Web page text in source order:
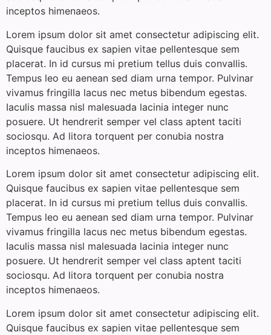
inceptos himenaeos.
Lorem ipsum dolor sit amet consectetur adipiscing elit.
Quisque faucibus ex sapien vitae pellentesque sem
placerat. In id cursus mi pretium tellus duis convallis.
Tempus leo eu aenean sed diam urna tempor. Pulvinar
vivamus fringilla lacus nec metus bibendum egestas.
Iaculis massa nisl malesuada lacinia integer nunc
posuere. Ut hendrerit semper vel class aptent taciti
sociosqu. Ad litora torquent per conubia nostra
inceptos himenaeos.
Lorem ipsum dolor sit amet consectetur adipiscing elit.
Quisque faucibus ex sapien vitae pellentesque sem
placerat. In id cursus mi pretium tellus duis convallis.
Tempus leo eu aenean sed diam urna tempor. Pulvinar
vivamus fringilla lacus nec metus bibendum egestas.
Iaculis massa nisl malesuada lacinia integer nunc
posuere. Ut hendrerit semper vel class aptent taciti
sociosqu. Ad litora torquent per conubia nostra
inceptos himenaeos.
Lorem ipsum dolor sit amet consectetur adipiscing elit.
Quisque faucibus ex sapien vitae pellentesque sem